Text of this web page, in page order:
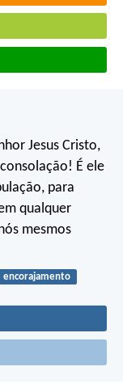
Jesus Cristo,
É ele
para
qualquer
mesmos
encorajamento